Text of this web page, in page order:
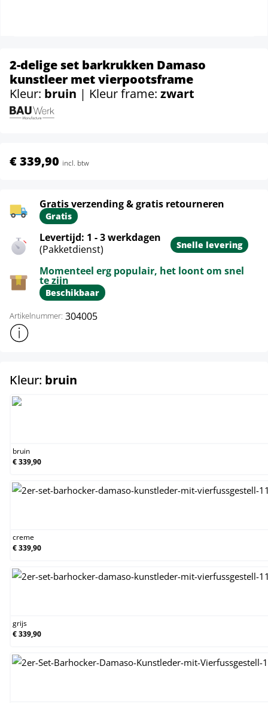
2-delige set barkrukken Damaso
kunstleer met vierpootsframe
Kleur: bruin | Kleur frame: zwart
€ 339,90 incl. btw
Gratis verzending & gratis retourneren
Gratis
Levertijd: 1 - 3 werkdagen
(Pakketdienst)
Snelle levering
Momenteel erg populair, het loont om snel
te zijn
Beschikbaar
Artikelnummer: 304005
Toon meer productinformatie
Kleur: bruin
bruin
€ 339,90
creme
€ 339,90
grijs
€ 339,90